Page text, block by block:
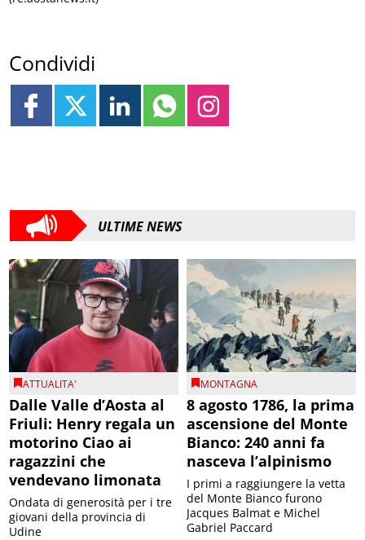
Condividi
ULTIME NEWS
ATTUALITA'
Dalle Valle d’Aosta al
Friuli: Henry regala un
motorino Ciao ai
ragazzini che
vendevano limonata
Ondata di generosità per i tre
giovani della provincia di
Udine
MONTAGNA
8 agosto 1786, la prima
ascensione del Monte
Bianco: 240 anni fa
nasceva l’alpinismo
I primi a raggiungere la vetta
del Monte Bianco furono
Jacques Balmat e Michel
Gabriel Paccard